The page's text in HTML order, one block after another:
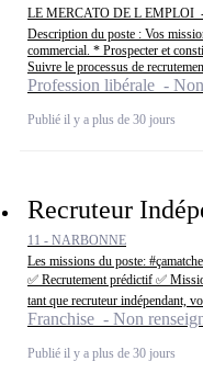
LE MERCATO DE L EMPLOI
Description du poste : Vos
commercial. * Prospecter et
Suivre le processus de
Profession libérale -
Publié il y a plus de 30 jours
Recruteur
11 - NARBONNE
Les missions du poste:
✅ Recrutement prédictif ✅
tant que recruteur indépendant,
Franchise - Non
Publié il y a plus de 30 jours